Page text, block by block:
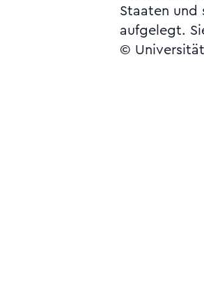
Staaten und
aufgelegt.
©